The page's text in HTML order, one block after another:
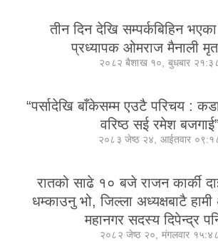
तीन दिन देखि सम्पर्कबिहिन
प्रध्यापक ओमराज मैनाली
२०८२ बैशाख १०, बुधबार २१:३८
“पर्सादेखि बाँकेसम्म एउटै परिचय :
वरिष्ठ सई रमेश बजगाई”
२०८३ जेष्ठ २४, आईतवार
रातको साढे १० बजे राजन कार्की
धम्काउनु भो, जिल्ला अध्यक्षबाटै
महानगर सदस्य दिपेन्द्र
२०८२ जेष्ठ २०, मंगलवार १५:४८